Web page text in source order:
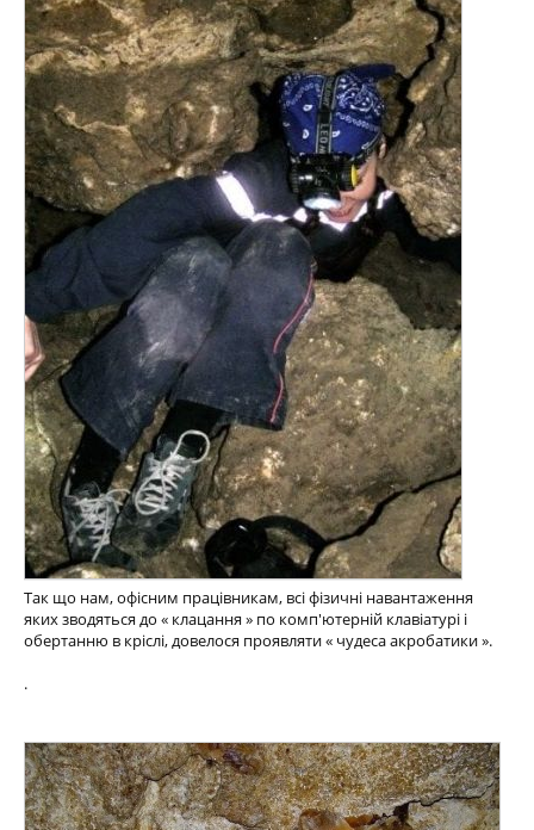
Так що нам, офісним працівникам, всі фізичні навантаження
яких зводяться до « клацання » по комп'ютерній клавіатурі і
обертанню в кріслі, довелося проявляти « чудеса акробатики ».
.